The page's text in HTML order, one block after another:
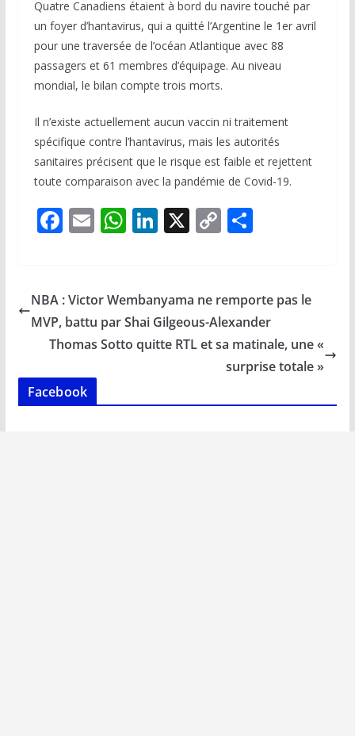
Quatre Canadiens étaient à bord du navire touché par
un foyer d’hantavirus, qui a quitté l’Argentine le 1er avril
pour une traversée de l’océan Atlantique avec 88
passagers et 61 membres d’équipage. Au niveau
mondial, le bilan compte trois morts.
Il n’existe actuellement aucun vaccin ni traitement
spécifique contre l’hantavirus, mais les autorités
sanitaires précisent que le risque est faible et rejettent
toute comparaison avec la pandémie de Covid-19.
F
b
o
o
k
E
l
W
s
A
p
Li
e
dI
n
X C
y
Li
n
k
P
g
er
NBA : Victor Wembanyama ne remporte pas le
MVP, battu par Shai Gilgeous-Alexander
Thomas Sotto quitte RTL et sa matinale, une «
surprise totale »
Facebook